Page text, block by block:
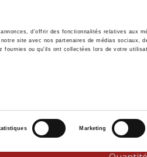
d'offrir des fonctionnalités relatives aux
site avec nos partenaires de médias sociaux,
fournies ou qu'ils ont collectées lors de votre
Marketing
Histoire